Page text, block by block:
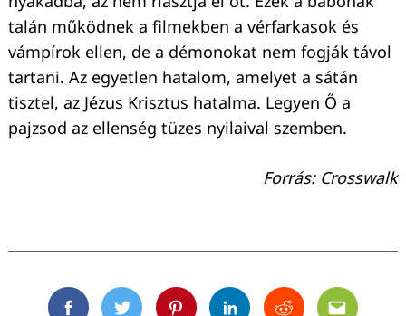
talán működnek a filmekben a vérfarkasok és
vámpírok ellen, de a démonokat nem fogják távol
tartani. Az egyetlen hatalom, amelyet a sátán
tisztel, az Jézus Krisztus hatalma. Legyen Ő a
pajzsod az ellenség tüzes nyilaival szemben.
Forrás: Crosswalk